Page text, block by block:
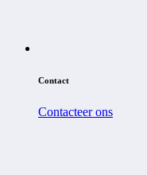
Contact
Contacteer ons